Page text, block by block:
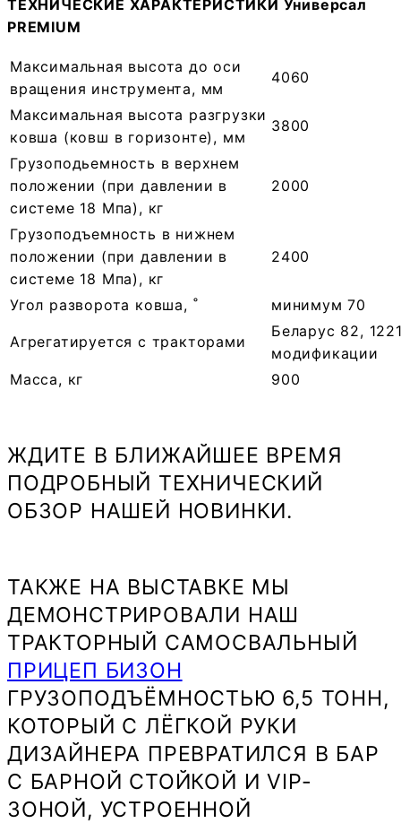
ТЕХНИЧЕСКИЕ ХАРАКТЕРИСТИКИ Универсал
PREMIUM
Максимальная высота до оси
вращения инструмента, мм
4060
Максимальная высота разгрузки
ковша (ковш в горизонте), мм
3800
Грузоподьемность в верхнем
положении (при давлении в
системе 18 Мпа), кг
2000
Грузоподъемность в нижнем
положении (при давлении в
системе 18 Мпа), кг
2400
Угол разворота ковша, ˚ минимум 70
Агрегатируется с тракторами
Беларус 82,
модификации
Масса, кг
900
ЖДИТЕ В БЛИЖАЙШЕЕ ВРЕМЯ
ПОДРОБНЫЙ ТЕХНИЧЕСКИЙ
ОБЗОР НАШЕЙ НОВИНКИ.
ТАКЖЕ НА ВЫСТАВКЕ МЫ
ДЕМОНСТРИРОВАЛИ НАШ
ТРАКТОРНЫЙ САМОСВАЛЬНЫЙ
ПРИЦЕП БИЗОН
ГРУЗОПОДЪЁМНОСТЬЮ 6,5 ТОНН,
КОТОРЫЙ С ЛЁГКОЙ РУКИ
ДИЗАЙНЕРА ПРЕВРАТИЛСЯ В БАР
С БАРНОЙ СТОЙКОЙ И VIP-
ЗОНОЙ, УСТРОЕННОЙ